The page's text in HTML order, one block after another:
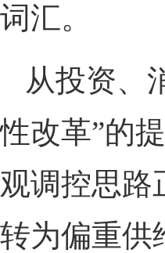
词汇。
从投资、
性改革”的
观调控思路
转为偏重供